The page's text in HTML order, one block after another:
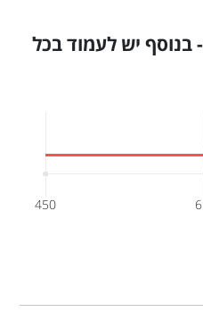
יש לעמוד בכל
450